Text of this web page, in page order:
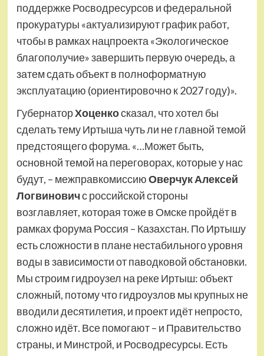
поддержке Росводресурсов и федеральной
прокуратуры «актуализируют график работ,
чтобы в рамках нацпроекта «Экологическое
благополучие» завершить первую очередь, а
затем сдать объект в полноформатную
эксплуатацию (ориентировочно к 2027 году)».
ГубернаторХоценкосказал, что хотел бы
сделать тему Иртыша чуть ли не главной темой
предстоящего форума. «…Может быть,
основной темой на переговорах, которые у нас
будут, – межправкомиссиюОверчук Алексей
Логвиновичс российской стороны
возглавляет, которая тоже в Омске пройдёт в
рамках форума Россия – Казахстан. По Иртышу
есть сложности в плане нестабильного уровня
воды в зависимости от паводковой обстановки.
Мы строим гидроузел на реке Иртыш: объект
сложный, потому что гидроузлов мы крупных не
вводили десятилетия, и проект идёт непросто,
сложно идёт. Все помогают – и Правительство
страны, и Минстрой, и Росводресурсы. Есть